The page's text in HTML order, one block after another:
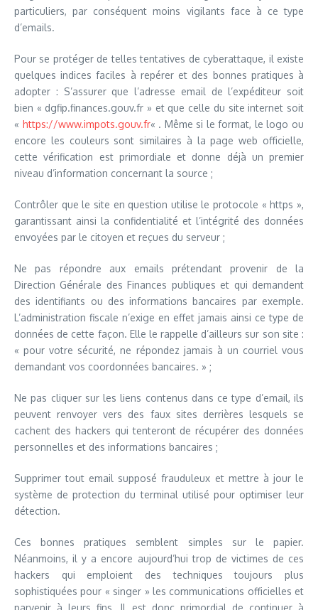
particuliers, par conséquent moins vigilants face à ce type
d’emails.
Pour se protéger de telles tentatives de cyberattaque, il existe
quelques indices faciles à repérer et des bonnes pratiques à
adopter : S’assurer que l’adresse email de l’expéditeur soit
bien « dgfip.finances.gouv.fr » et que celle du site internet soit
« https://www.impots.gouv.fr« . Même si le format, le logo ou
encore les couleurs sont similaires à la page web officielle,
cette vérification est primordiale et donne déjà un premier
niveau d’information concernant la source ;
Contrôler que le site en question utilise le protocole « https »,
garantissant ainsi la confidentialité et l’intégrité des données
envoyées par le citoyen et reçues du serveur ;
Ne pas répondre aux emails prétendant provenir de la
Direction Générale des Finances publiques et qui demandent
des identifiants ou des informations bancaires par exemple.
L’administration fiscale n’exige en effet jamais ainsi ce type de
données de cette façon. Elle le rappelle d’ailleurs sur son site :
« pour votre sécurité, ne répondez jamais à un courriel vous
demandant vos coordonnées bancaires. » ;
Ne pas cliquer sur les liens contenus dans ce type d’email, ils
peuvent renvoyer vers des faux sites derrières lesquels se
cachent des hackers qui tenteront de récupérer des données
personnelles et des informations bancaires ;
Supprimer tout email supposé frauduleux et mettre à jour le
système de protection du terminal utilisé pour optimiser leur
détection.
Ces bonnes pratiques semblent simples sur le papier.
Néanmoins, il y a encore aujourd’hui trop de victimes de ces
hackers qui emploient des techniques toujours plus
sophistiquées pour « singer » les communications officielles et